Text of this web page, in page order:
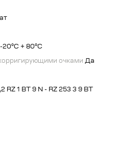
-20°C + 80°C
очками Да
RZ 1 BT 9 N - RZ 253 3 9 BT